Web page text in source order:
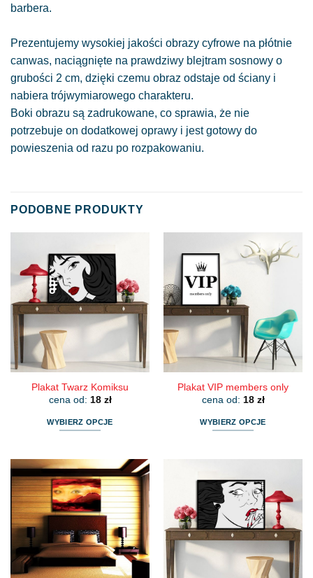
barbera.
Prezentujemy wysokiej jakości obrazy cyfrowe na płótnie
canwas, naciągnięte na prawdziwy blejtram sosnowy o
grubości 2 cm, dzięki czemu obraz odstaje od ściany i
nabiera trójwymiarowego charakteru.
Boki obrazu są zadrukowane, co sprawia, że nie
potrzebuje on dodatkowej oprawy i jest gotowy do
powieszenia od razu po rozpakowaniu.
PODOBNE PRODUKTY
Plakat Twarz Komiksu
cena od: 18 zł
WYBIERZ OPCJE
ma
wiele
wariantów.
Opcje
można
wybrać
na
stronie
Plakat VIP members only
cena od: 18 zł
WYBIERZ OPCJE
wiele
wariantów.
Opcje
można
wybrać
na
stronie